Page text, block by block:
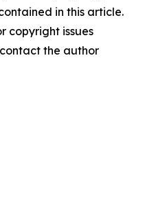
in this article.
copyright issues
the author